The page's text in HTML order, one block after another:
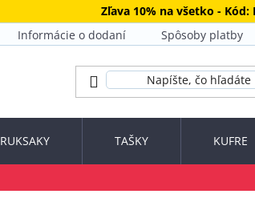
Zľava 10% na všetko - Kód:
Informácie o dodaní Spôsoby platby
RUKSAKY TAŠKY KUFRE